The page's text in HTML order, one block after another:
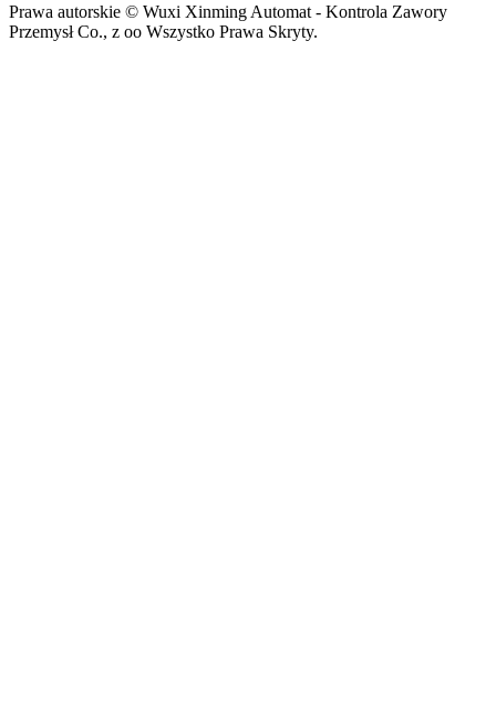
Prawa autorskie © Wuxi Xinming Automat - Kontrola Zawory
Przemysł Co., z oo Wszystko Prawa Skryty.